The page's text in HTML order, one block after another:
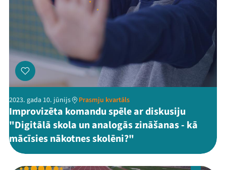
2023. gada 10. jūnijs Prasmju kvartāls
Improvizēta komandu spēle ar diskusiju
"Digitālā skola un analogās zināšanas - kā
mācīsies nākotnes skolēni?"